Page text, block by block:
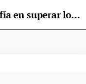
La San Silvestre de Llanes confía en superar los más de 780 corredores del año pasado